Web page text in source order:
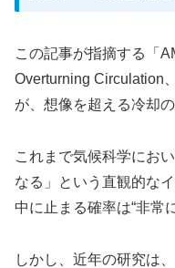
この記事が指摘する「
Overturning Circulation
が、想像を超える冷却の
これまで気候科学にお
なる」という直観的な
中に止まる確率は“非常
しかし、近年の研究は